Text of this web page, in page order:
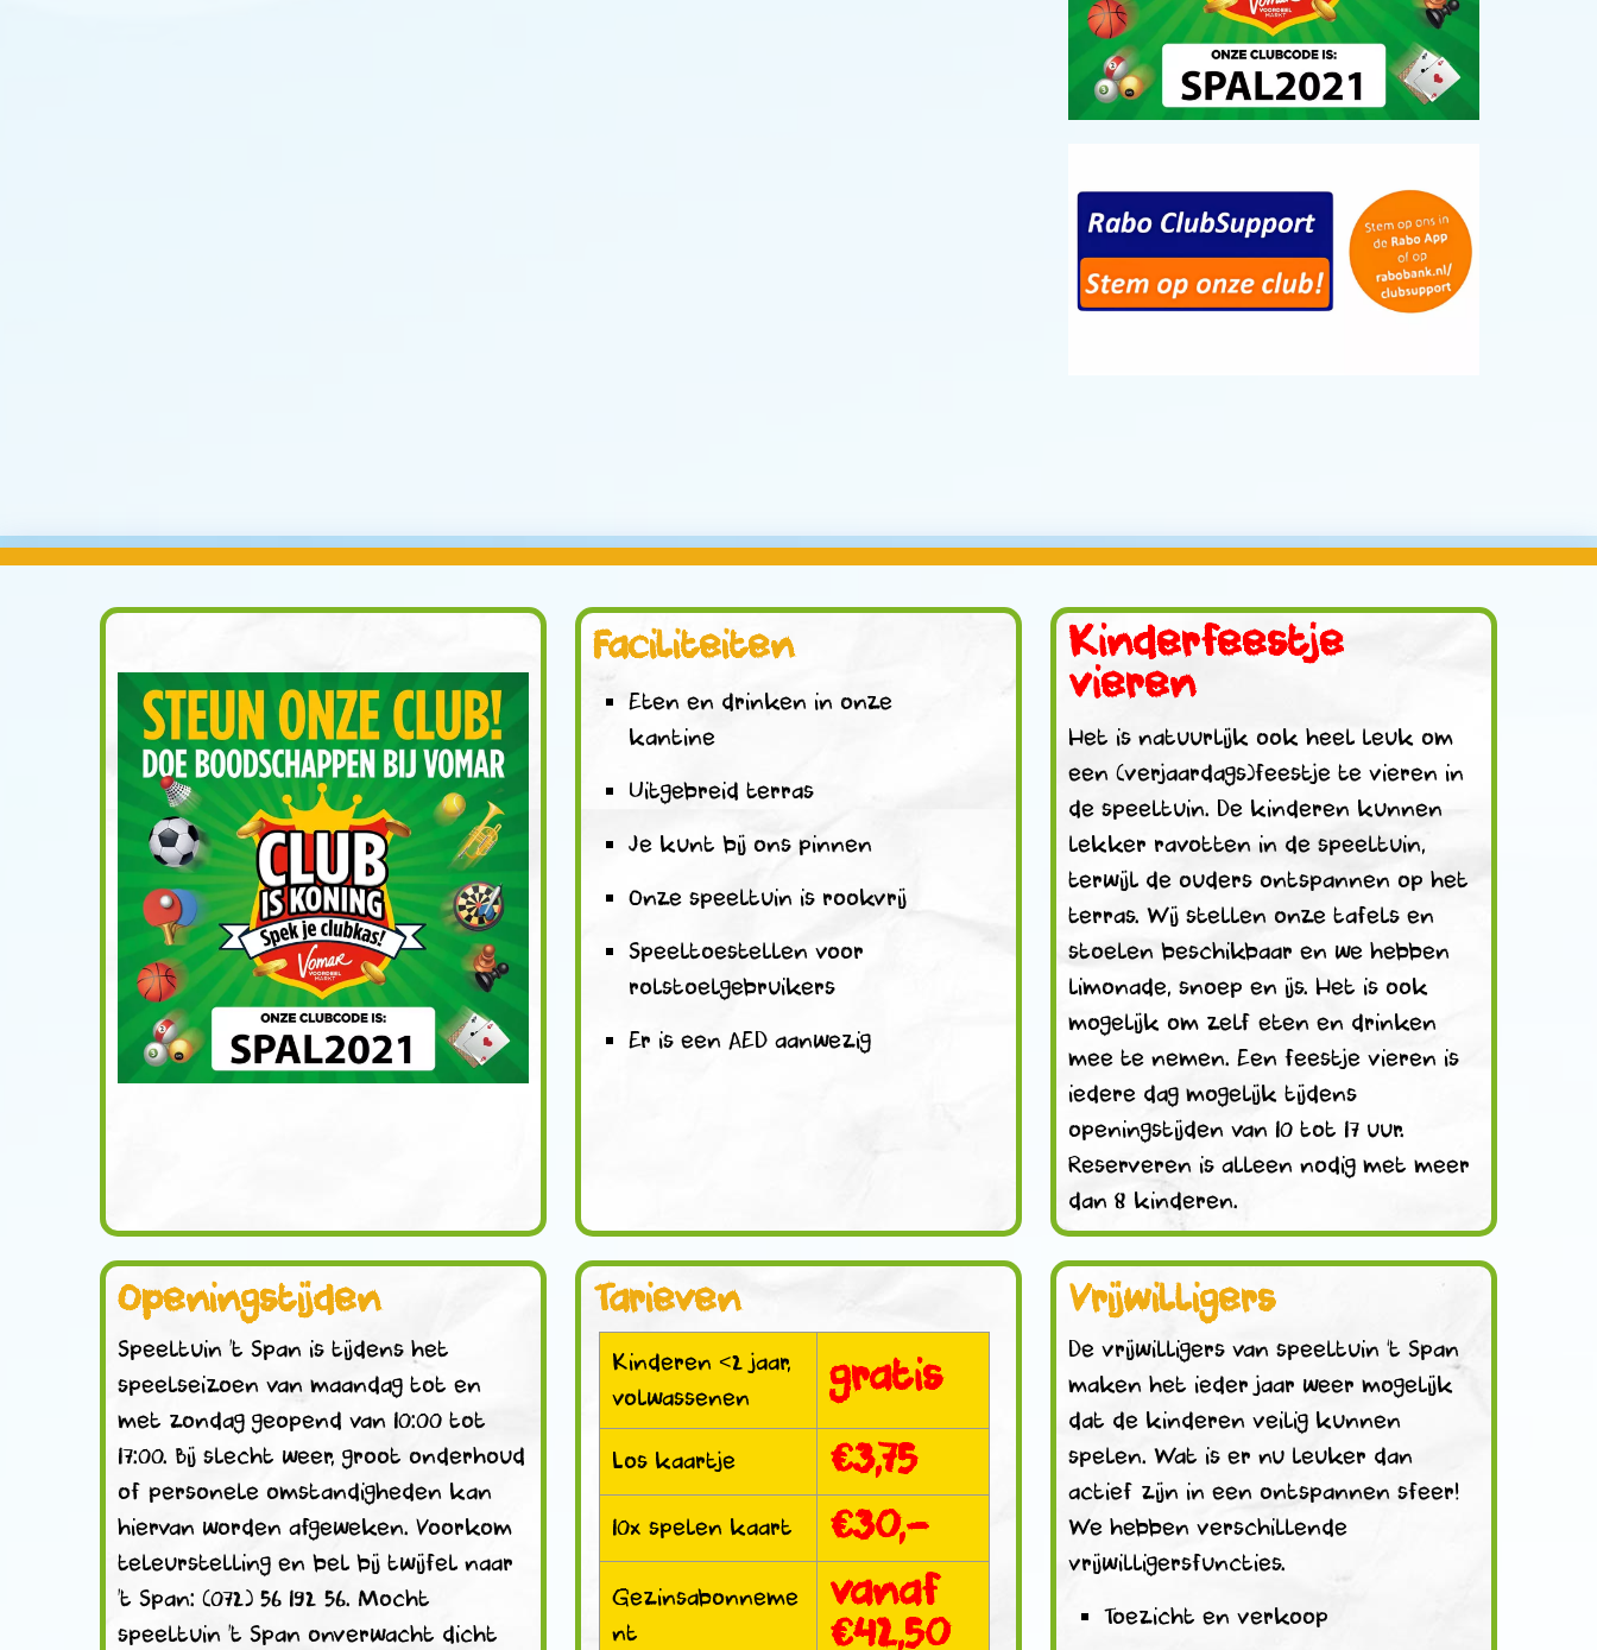
Faciliteiten
Eten en drinken in onze
kantine
Uitgebreid terras
Je kunt bij ons pinnen
Onze speeltuin is rookvrij
Speeltoestellen voor
rolstoelgebruikers
Er is een AED aanwezig
Kinderfeestje
vieren
Het is natuurlijk ook heel leuk om
een (verjaardags)feestje te vieren in
de speeltuin. De kinderen kunnen
lekker ravotten in de speeltuin,
terwijl de ouders ontspannen op het
terras. Wij stellen onze tafels en
stoelen beschikbaar en we hebben
limonade, snoep en ijs. Het is ook
mogelijk om zelf eten en drinken
mee te nemen. Een feestje vieren is
iedere dag mogelijk tijdens
openingstijden van 10 tot 17 uur.
Reserveren is alleen nodig met meer
dan 8 kinderen.
Openingstijden
Speeltuin ’t Span is tijdens het
speelseizoen van maandag tot en
met zondag geopend van 10:00 tot
17:00. Bij slecht weer, groot onderhoud
of personele omstandigheden kan
hiervan worden afgeweken. Voorkom
teleurstelling en bel bij twijfel naar
’t Span: (072) 56 192 56. Mocht
speeltuin ’t Span onverwacht dicht
Tarieven
Kinderen <2 jaar,
volwassenen
gratis
Los kaartje €3,75
10x spelen kaart €30,-
Gezinsabonneme
nt
vanaf
€42,50
Vrijwilligers
De vrijwilligers van speeltuin ‘t Span
maken het ieder jaar weer mogelijk
dat de kinderen veilig kunnen
spelen. Wat is er nu leuker dan
actief zijn in een ontspannen sfeer!
We hebben verschillende
vrijwilligersfuncties.
Toezicht en verkoop